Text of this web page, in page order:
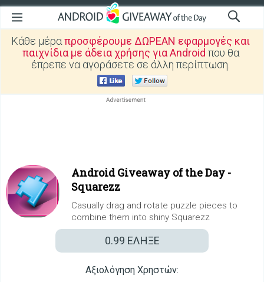
Κάθε μέραπροσφέρουμε ΔΩΡΕΑΝ εφαρμογές και
παιχνίδια με άδεια χρήσης για Android που θα
έπρεπε να αγοράσετε σε άλλη περίπτωση.
Android Giveaway of the Day -
Squarezz
Casually drag and rotate puzzle pieces to
combine them into shiny Squarezz
0.99 ΕΛΗΞΕ
Αξιολόγηση Χρηστών: